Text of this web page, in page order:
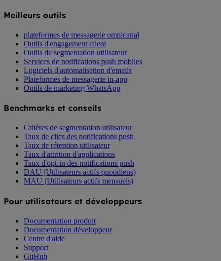
Meilleurs outils
plateformes de messagerie omnicanal
Outils d'engagement client
Outils de segmentation utilisateur
Services de notifications push mobiles
Logiciels d'automatisation d'emails
Plateformes de messagerie in-app
Outils de marketing WhatsApp
Benchmarks et conseils
Critères de segmentation utilisateur
Taux de clics des notifications push
Taux de rétention utilisateur
Taux d'attrition d'applications
Taux d'opt-in des notifications push
DAU (Utilisateurs actifs quotidiens)
MAU (Utilisateurs actifs mensuels)
Pour utilisateurs et développeurs
Documentation produit
Documentation développeur
Centre d'aide
Support
GitHub